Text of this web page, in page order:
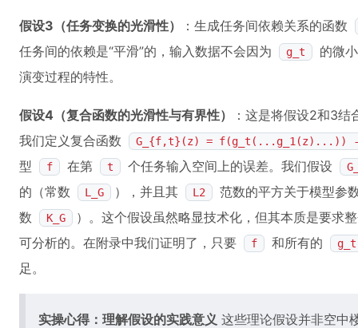
假设3（任务变换的光滑性）
：生成任务间依赖关系的函数
任务间的依赖是“平滑”的，输入数据不会因为
g_t
的微
演变过程的特性。
假设4（复合函数的光滑性与有界性）
：这是将假设2和3
我们定义复合函数
G_{f,t}(z) = f(g_t(...g_1(z)...))
型 f 在第 t 个任务输入空间上的误差。我们假设
的（常数 L_G ），并且其 L2
范数的平方关于模型参
数
K_G
）。这个假设虽然略显技术化，但其本质是要求
可分析的。在附录中我们证明了，只要
f 和所有的 g_t
足。
实操心得：理解假设的实践意义 这些理论假设并非空中